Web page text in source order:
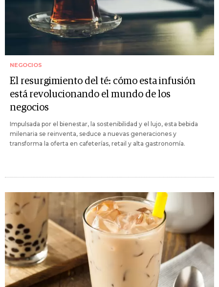
NEGOCIOS
El resurgimiento del té: cómo esta infusión
está revolucionando el mundo de los
negocios
Impulsada por el bienestar, la sostenibilidad y el lujo, esta bebida
milenaria se reinventa, seduce a nuevas generaciones y
transforma la oferta en cafeterías, retail y alta gastronomía.